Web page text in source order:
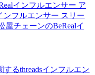
インフルエンサー ア
ンフルエンサー スリー
屋チェーンのBeRealイ
るthreadsインフルエン